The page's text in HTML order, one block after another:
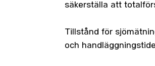
säkerställa att
Tillstånd för
och